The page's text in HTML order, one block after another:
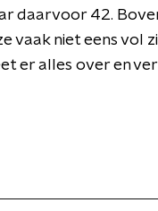
daarvoor 42.
vaak niet eens vol
er alles over en